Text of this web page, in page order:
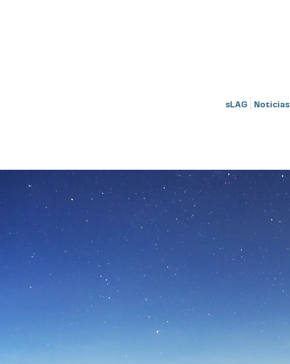
sLAG Noticias